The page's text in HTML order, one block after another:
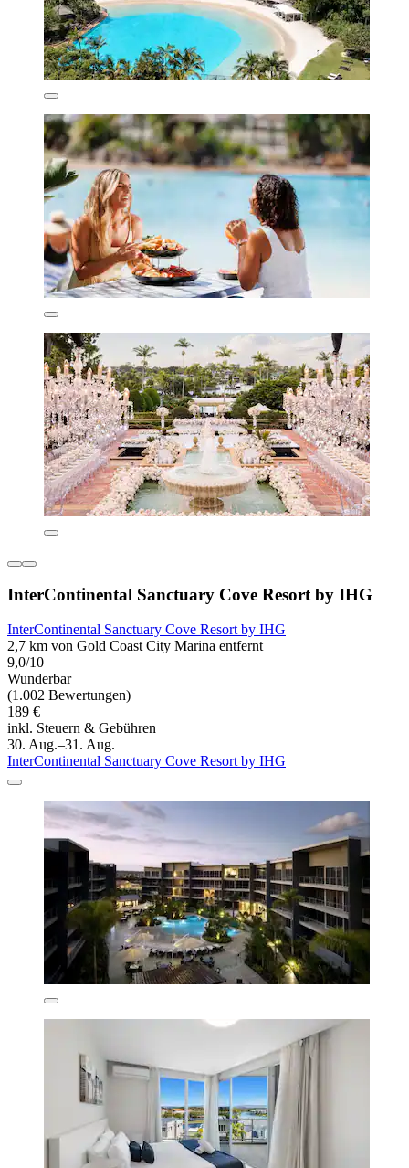
InterContinental Sanctuary Cove Resort by IHG
InterContinental Sanctuary Cove Resort by IHG
2,7 km von Gold Coast City Marina entfernt
9,0/10
Wunderbar
(1.002 Bewertungen)
189 €
inkl. Steuern & Gebühren
30. Aug.–31. Aug.
InterContinental Sanctuary Cove Resort by IHG